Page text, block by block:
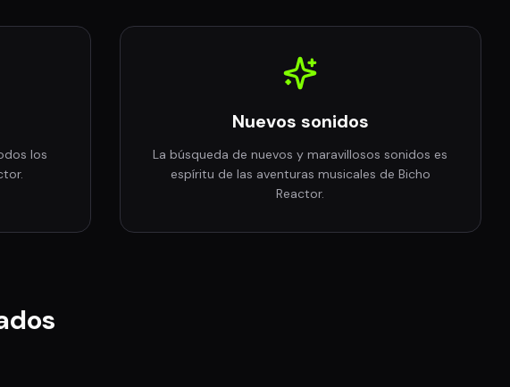
los
Nuevos sonidos
La búsqueda de nuevos y maravillosos sonidos es
espíritu de las aventuras musicales de Bicho
Reactor.